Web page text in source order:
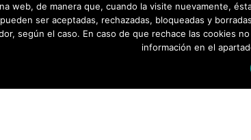
web, de manera que, cuando la visite nuevamente,
ser aceptadas, rechazadas, bloqueadas y
según el caso. En caso de que rechace las cookies
información en el